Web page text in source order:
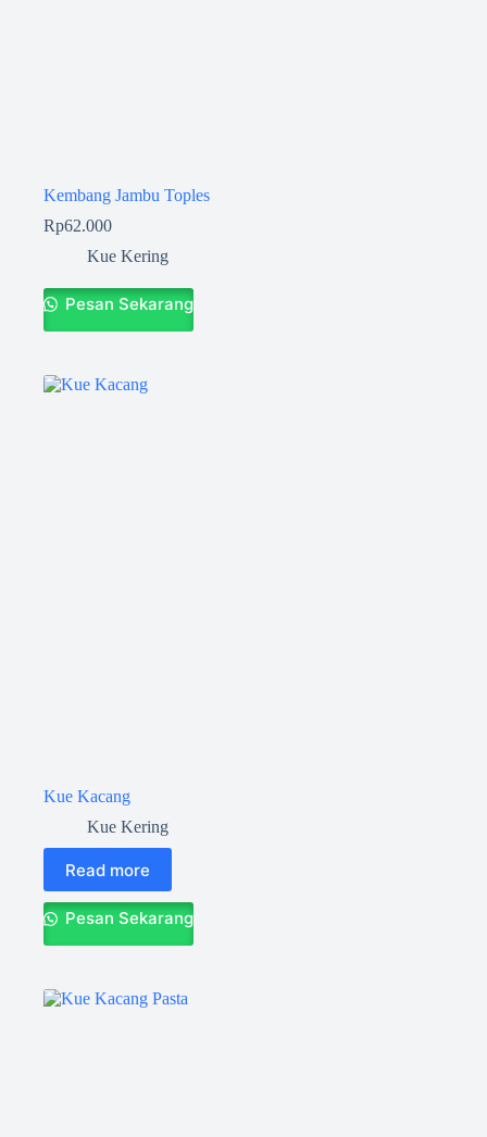
Kembang Jambu Toples
Rp62.000
Kue Kering
Pesan Sekarang
Kue Kacang
Kue Kering
Read more
Pesan Sekarang